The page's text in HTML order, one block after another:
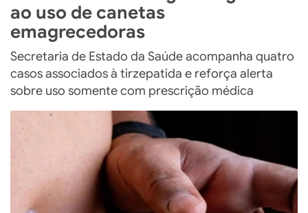
ao uso de canetas
emagrecedoras
Secretaria de Estado da Saúde acompanha quatro
casos associados à tirzepatida e reforça alerta
sobre uso somente com prescrição médica